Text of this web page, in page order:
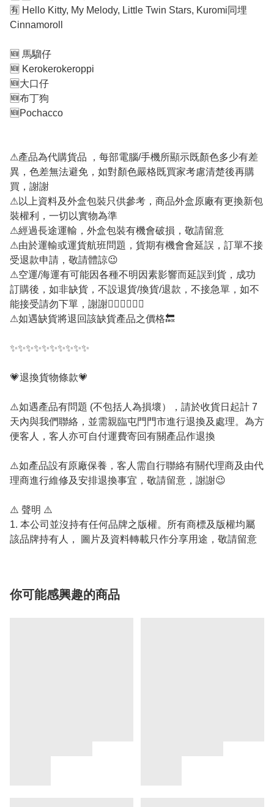
🈶 Hello Kitty, My Melody, Little Twin Stars, Kuromi同埋
Cinnamoroll
🆕 馬騮仔
🆕 Kerokerokeroppi
🆕大口仔
🆕布丁狗
🆕 Pochacco
⚠產品為代購貨品 ，每部電腦/手機所顯示既顏色多少有差
異，色差無法避免，如對顏色嚴格既買家考慮清楚後再購
買，謝謝
⚠ 以上資料及外盒包裝只供參考，商品外盒原廠有更換新包
裝權利，一切以實物為準
⚠經過長途運輸，外盒包裝有機會破損，敬請留意
⚠由於運輸或運貨航班問題，貨期有機會會延誤，訂單不接
受退款申請，敬請體諒😉
⚠空運/海運有可能因各種不明因素影響而延誤到貨，成功
訂購後，如非缺貨，不設退貨/換貨/退款，不接急單，如不
能接受請勿下單，謝謝🙇🏻‍♀️ 🙇🏻‍♀️
⚠如遇缺貨將退回該缺貨產品之價格🔙
✨✨✨✨✨✨✨✨✨✨
💗退換貨物條款💗
⚠️如遇產品有問題 (不包括人為損壞），請於收貨日起計 7
天內與我們聯絡，並需親臨屯門門市進行退換及處理。為方
便客人，客人亦可自付運費寄回有關產品作退換
⚠️如產品設有原廠保養，客人需自行聯絡有關代理商及由代
理商進行維修及安排退換事宜，敬請留意，謝謝😉
⚠️ 聲明 ⚠️
1. 本公司並沒持有任何品牌之版權。所有商標及版權均屬
該品牌持有人， 圖片及資料轉載只作分享用途，敬請留意
你可能感興趣的商品